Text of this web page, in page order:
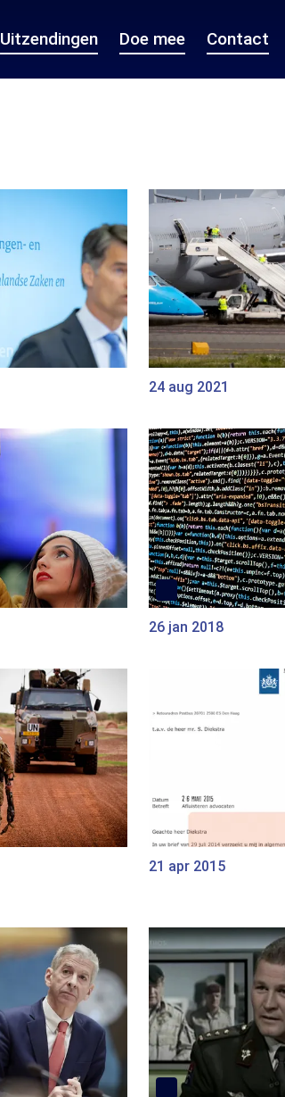
Uitzendingen Doe mee Contact
24 aug 2021
26 jan 2018
21 apr 2015